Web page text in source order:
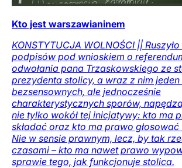
Kto jest warszawianinem
KONSTYTUCJA WOLNOŚCI ||
podpisów pod wnioskiem o
odwołania pana Trzaskowskiego ze
prezydenta stolicy, a wraz z nim
bezsensownych, ale jednocześnie
charakterystycznych sporów,
nie tylko wokół tej inicjatywy: kto ma
składać oraz kto ma prawo głosować
Nie w sensie prawnym, lecz, by tak
czasami – kto ma nawet prawo
sprawie tego, jak funkcjonuje stolica.